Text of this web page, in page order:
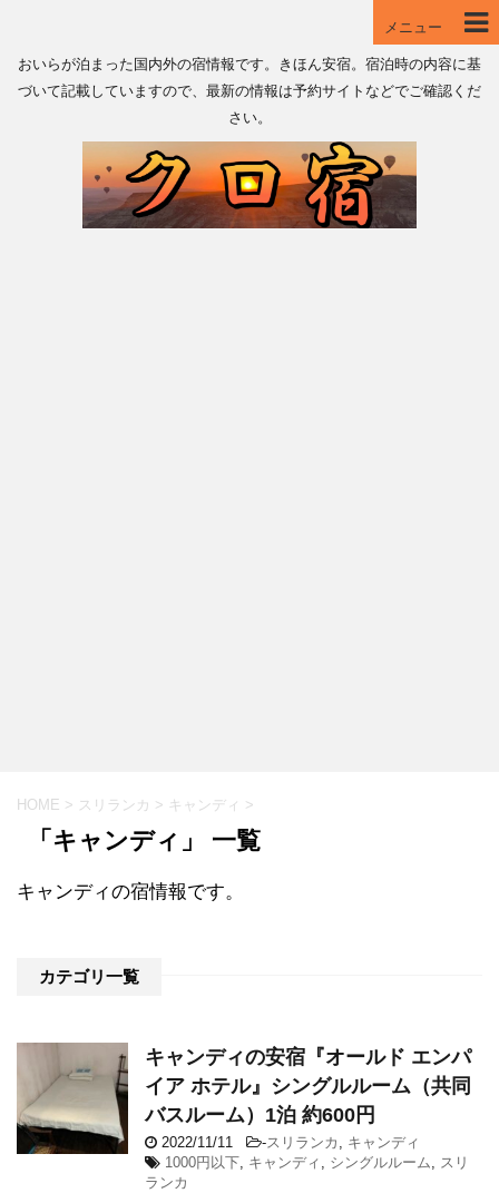
メニュー
おいらが泊まった国内外の宿情報です。きほん安宿。宿泊時の内容に基
づいて記載していますので、最新の情報は予約サイトなどでご確認くだ
さい。
HOME > スリランカ > キャンディ >
「キャンディ」 一覧
キャンディの宿情報です。
カテゴリ一覧
キャンディの安宿『オールド エンパ
イア ホテル』シングルルーム（共同
バスルーム）1泊 約600円
2022/11/11 -スリランカ
キャンディ
1000円以下 キャンディ シングルルーム
スリ
ランカ